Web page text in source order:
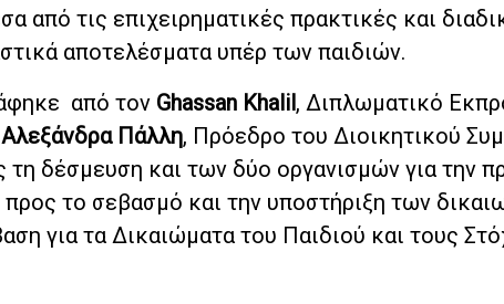
από τις επιχειρηματικές πρακτικές και
αποτελέσματα υπέρ των παιδιών.
από τον Ghassan Khalil, Διπλωματικό
Αλεξάνδρα Πάλλη, Πρόεδρο του Διοικητικού
τη δέσμευση και των δύο οργανισμών για την
το σεβασμό και την υποστήριξη των
για τα Δικαιώματα του Παιδιού και τους